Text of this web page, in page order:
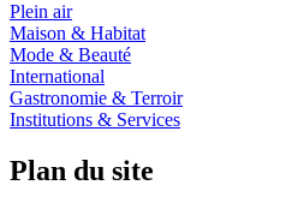
Plein air
Maison & Habitat
Mode & Beauté
International
Gastronomie & Terroir
Institutions & Services
Plan du site